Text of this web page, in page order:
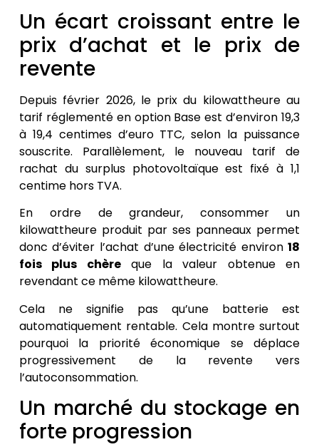
Un écart croissant entre le
prix d’achat et le prix de
revente
Depuis février 2026, le prix du kilowattheure au
tarif réglementé en option Base est d’environ 19,3
à 19,4 centimes d’euro TTC, selon la puissance
souscrite. Parallèlement, le nouveau tarif de
rachat du surplus photovoltaïque est fixé à 1,1
centime hors TVA.
En ordre de grandeur, consommer un
kilowattheure produit par ses panneaux permet
donc d’éviter l’achat d’une électricité environ18
fois plus chèreque la valeur obtenue en
revendant ce même kilowattheure.
Cela ne signifie pas qu’une batterie est
automatiquement rentable. Cela montre surtout
pourquoi la priorité économique se déplace
progressivement de la revente vers
l’autoconsommation.
Un marché du stockage en
forte progression